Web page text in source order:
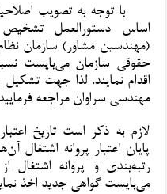
با توجه به تصویب
اساس دستورالعمل
(مهندسین مشاور) سازمان
حقوقی سازمان می‌بایست
اقدام نمایند. لذا جهت تشکیل
مهندسی سراوان مراجعه
لازم به ذکر است تاریخ
پایان اعتبار پروانه
رتبه‌بندی و پروانه
می‌بایست گواهی جدید اخذ